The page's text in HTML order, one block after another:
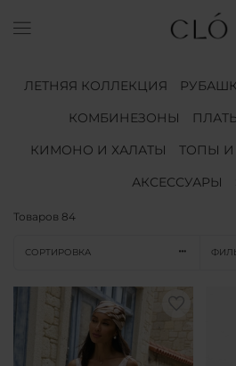
ЛЕТНЯЯ КОЛЛЕКЦИЯ
КОМБИНЕЗОНЫ
КИМОНО И ХАЛАТЫ
ТОПЫ И
АКСЕССУАРЫ
Товаров 84
СОРТИРОВКА